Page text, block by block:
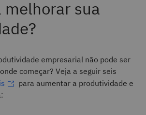
melhorar sua
empresarial não pode ser
começar? Veja a seguir seis
para aumentar a produtividade e